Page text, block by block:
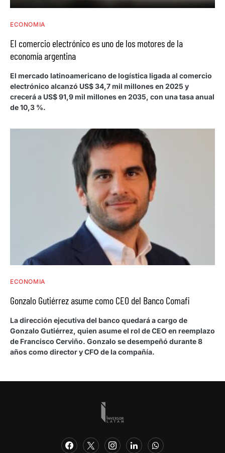
ECONOMIA
El comercio electrónico es uno de los motores de la
economía argentina
El mercado latinoamericano de logística ligada al comercio
electrónico alcanzó US$ 34,7 mil millones en 2025 y
crecerá a US$ 91,9 mil millones en 2035, con una tasa anual
de 10,3 %.
ECONOMIA
Gonzalo Gutiérrez asume como CEO del Banco Comafi
La dirección ejecutiva del banco quedará a cargo de
Gonzalo Gutiérrez, quien asume el rol de CEO en reemplazo
de Francisco Cerviño. Gonzalo se desempeñó durante 8
años como director y CFO de la compañía.